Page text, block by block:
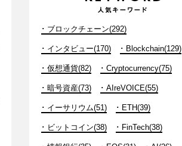
ブロックチェーン(292)
インタビュー(170) Blockchain(129)
仮想通貨(82) Cryptocurrency(75)
暗号資産(73) AIreVOICE(55)
イーサリウム(51) ETH(39)
ビットコイン(38) FinTech(38)